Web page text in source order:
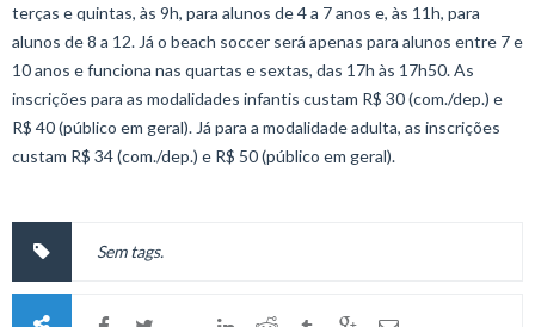
terças e quintas, às 9h, para alunos de 4 a 7 anos e, às 11h, para
alunos de 8 a 12. Já o beach soccer será apenas para alunos entre 7 e
10 anos e funciona nas quartas e sextas, das 17h às 17h50. As
inscrições para as modalidades infantis custam R$ 30 (com./dep.) e
R$ 40 (público em geral). Já para a modalidade adulta, as inscrições
custam R$ 34 (com./dep.) e R$ 50 (público em geral).
Sem tags.